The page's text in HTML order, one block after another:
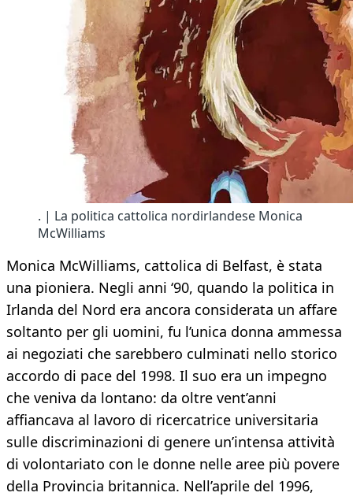
. | La politica cattolica nordirlandese Monica
McWilliams
Monica McWilliams, cattolica di Belfast, è stata
una pioniera. Negli anni ‘90, quando la politica in
Irlanda del Nord era ancora considerata un affare
soltanto per gli uomini, fu l’unica donna ammessa
ai negoziati che sarebbero culminati nello storico
accordo di pace del 1998. Il suo era un impegno
che veniva da lontano: da oltre vent’anni
affiancava al lavoro di ricercatrice universitaria
sulle discriminazioni di genere un’intensa attività
di volontariato con le donne nelle aree più povere
della Provincia britannica. Nell’aprile del 1996,